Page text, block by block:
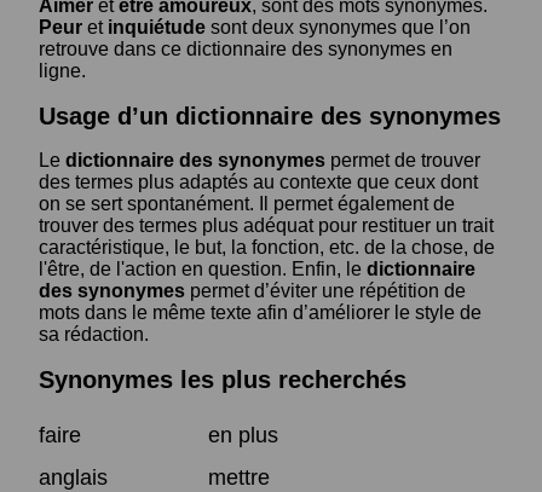
Aimer etêtre amoureux, sont des mots synonymes.
Peur et inquiétude sont deux synonymes que l’on
retrouve dans ce dictionnaire des synonymes en
ligne.
Usage d’un dictionnaire des synonymes
Le dictionnaire des synonymes permet de trouver
des termes plus adaptés au contexte que ceux dont
on se sert spontanément. Il permet également de
trouver des termes plus adéquat pour restituer un trait
caractéristique, le but, la fonction, etc. de la chose, de
l'être, de l'action en question. Enfin, le dictionnaire
des synonymes permet d’éviter une répétition de
mots dans le même texte afin d’améliorer le style de
sa rédaction.
Synonymes les plus recherchés
faire
en plus
anglais
mettre